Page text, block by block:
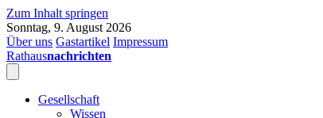
Zum Inhalt springen
Sonntag, 9. August 2026
Über uns Gastartikel Impressum
Rathausnachrichten
Gesellschaft
Wissen